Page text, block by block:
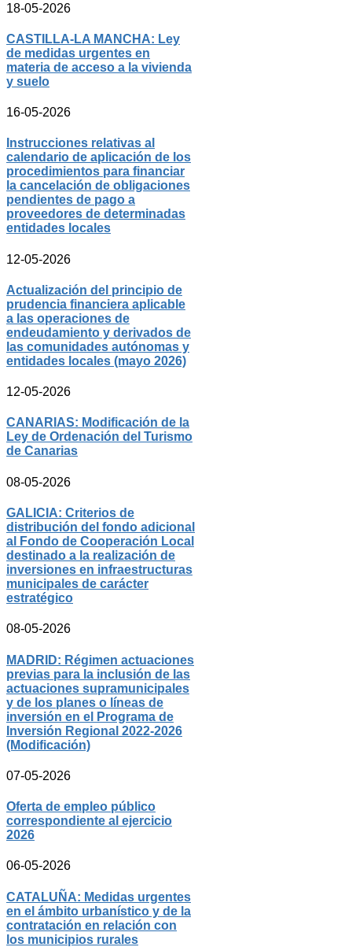
18-05-2026
CASTILLA-LA MANCHA: Ley
de medidas urgentes en
materia de acceso a la vivienda
y suelo
16-05-2026
Instrucciones relativas al
calendario de aplicación de los
procedimientos para financiar
la cancelación de obligaciones
pendientes de pago a
proveedores de determinadas
entidades locales
12-05-2026
Actualización del principio de
prudencia financiera aplicable
a las operaciones de
endeudamiento y derivados de
las comunidades autónomas y
entidades locales (mayo 2026)
12-05-2026
CANARIAS: Modificación de la
Ley de Ordenación del Turismo
de Canarias
08-05-2026
GALICIA: Criterios de
distribución del fondo adicional
al Fondo de Cooperación Local
destinado a la realización de
inversiones en infraestructuras
municipales de carácter
estratégico
08-05-2026
MADRID: Régimen actuaciones
previas para la inclusión de las
actuaciones supramunicipales
y de los planes o líneas de
inversión en el Programa de
Inversión Regional 2022-2026
(Modificación)
07-05-2026
Oferta de empleo público
correspondiente al ejercicio
2026
06-05-2026
CATALUÑA: Medidas urgentes
en el ámbito urbanístico y de la
contratación en relación con
los municipios rurales